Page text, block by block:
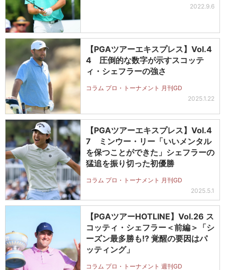
2022.9.6
【PGAツアーエキスプレス】Vol.4
4 圧倒的な数字が示すスコッテ
ィ・シェフラーの強さ
コラム プロ・トーナメント 月刊GD
2025.1.22
【PGAツアーエキスプレス】Vol.4
7 ミンウー・リー「いいメンタル
を保つことができた」シェフラーの
猛追を振り切った初優勝
コラム プロ・トーナメント 月刊GD
2025.5.1
【PGAツアーHOTLINE】Vol.26 ス
コッティ・シェフラー＜前編＞「シ
ーズン最多勝も!? 覚醒の要因はパ
ッティング」
コラム プロ・トーナメント 週刊GD